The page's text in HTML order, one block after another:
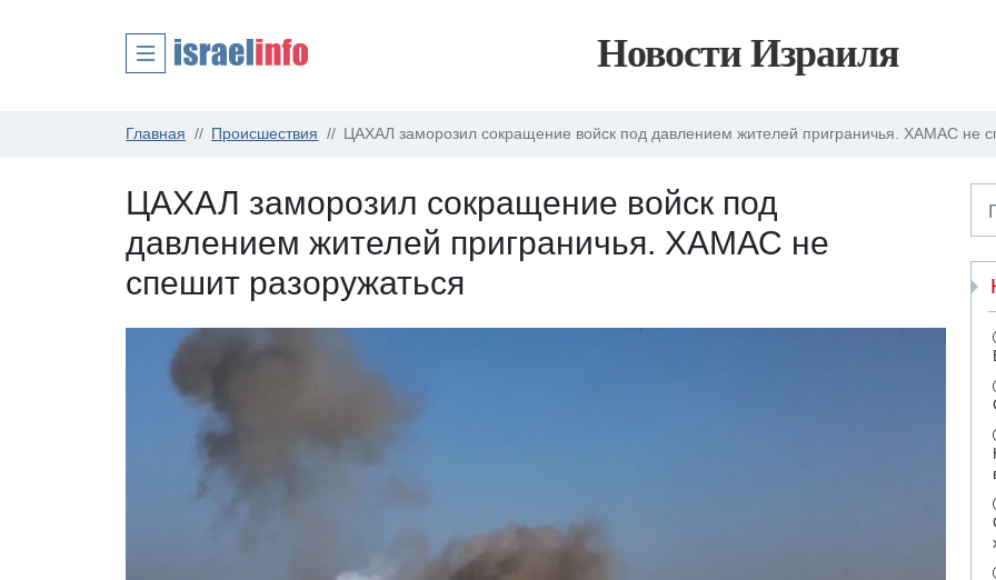
Новости Израиля
Главная Происшествия ЦАХАЛ заморозил сокращение войск под давлением жителей приграничья. ХАМАС не
ЦАХАЛ заморозил сокращение войск под
давлением жителей приграничья. ХАМАС не
спешит разоружаться